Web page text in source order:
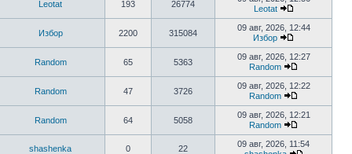
Leotat 193 26774
Leotat
Перейти
к
Избор 2200 315084
09 авг, 2026, 12:44
Избор
Перейти
к
последнему
Random 65 5363
09 авг, 2026, 12:27
Random
Перейти
к
Random 47 3726
09 авг, 2026, 12:22
Random
Перейти
к
Random 64 5058
09 авг, 2026, 12:21
Random
Перейти
к
последнему
shashenka 0 22
09 авг, 2026, 11:54